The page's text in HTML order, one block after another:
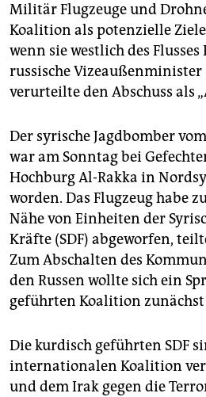
Militär Flugzeuge und
Koalition als potenzielle
wenn sie westlich des
russische Vizeaußenminister
verurteilte den Abschuss als
Der syrische Jagdbomber
war am Sonntag bei
Hochburg Al-Rakka in
worden. Das Flugzeug habe
Nähe von Einheiten der
Kräfte (SDF) abgeworfen,
Zum Abschalten des
den Russen wollte sich ein
geführten Koalition
Die kurdisch geführten SDF
internationalen Koalition
und dem Irak gegen die